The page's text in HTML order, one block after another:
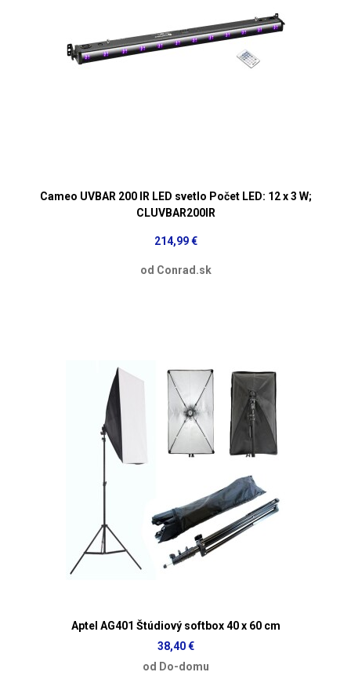
Cameo UVBAR 200 IR LED svetlo Počet LED: 12 x 3 W;
CLUVBAR200IR
214,99 €
od Conrad.sk
Aptel AG401 Štúdiový softbox 40 x 60 cm
38,40 €
od Do-domu